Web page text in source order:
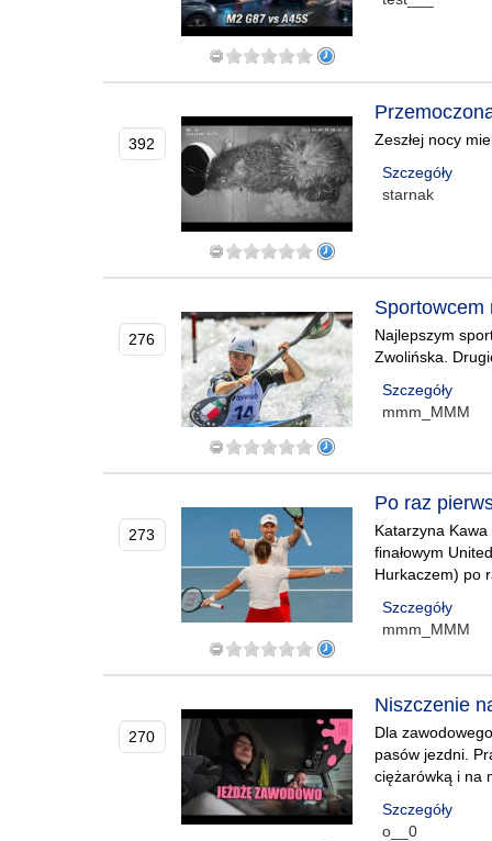
392
Zeszłej nocy
Szczegóły
starnak
276
Sportowcem
Najlepszym
Zwolińska.
Szczegóły
mmm_MMM
273
Po raz
Katarzyna
finałowym
Hurkaczem) po
Szczegóły
mmm_MMM
270
Niszczenie
Dla
pasów jezdni.
ciężarówką i na
Szczegóły
o__0